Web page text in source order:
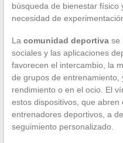
búsqueda de bienestar físico
necesidad de
La comunidad deportivase
sociales y las aplicaciones
favorecen el intercambio, la
de grupos de entrenamiento,
rendimiento o en el ocio. El
estos dispositivos, que abren
entrenadores deportivos, a
seguimiento personalizado.